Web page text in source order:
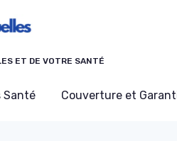
ET DE VOTRE SANTÉ
Santé Couverture et